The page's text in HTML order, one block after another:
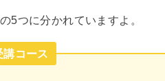
5つに分かれていますよ。
講コース